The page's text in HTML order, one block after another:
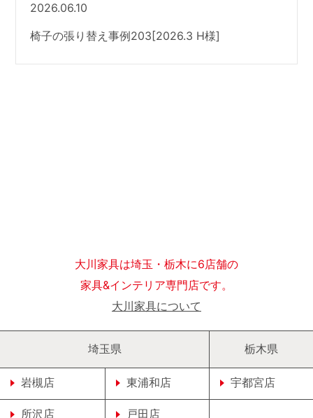
2026.06.10
椅子の張り替え事例203[2026.3 H様]
大川家具は埼玉・栃木に6店舗の
家具&インテリア専門店です。
大川家具について
埼玉県
岩槻店 東浦和店
所沢店 戸田店
栃木県
宇都宮店